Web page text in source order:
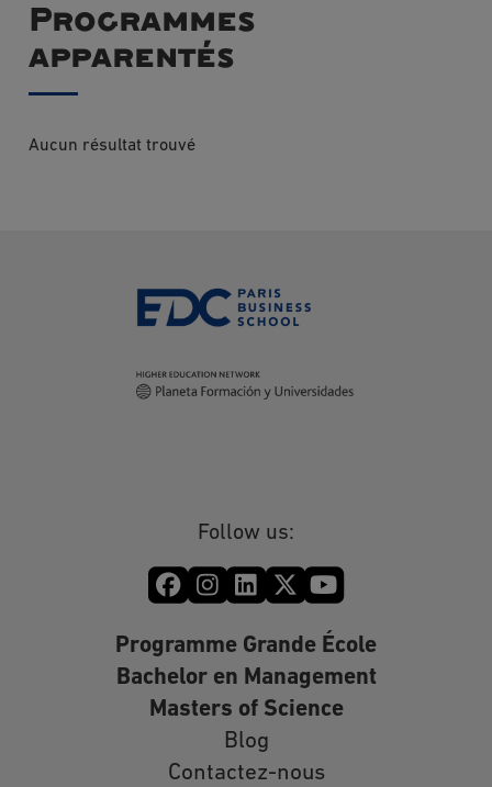
Programmes
apparentés
Aucun résultat trouvé
Follow us:
Programme Grande École
Bachelor en Management
Masters of Science
Blog
Contactez-nous